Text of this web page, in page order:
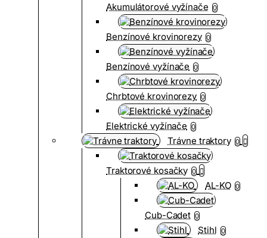
Akumulátorové vyžínače 0
Benzínové krovinorezy 0
Benzínové vyžínače 0
Chrbtové krovinorezy 0
Elektrické vyžínače 0
Trávne traktory 0
Traktorové kosačky 0
AL-KO 0
Cub-Cadet 0
Stihl 0